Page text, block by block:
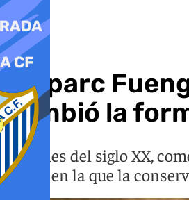
Málaga
Bioparc
cambió la
A finales del siglo XX,
visión en la que la